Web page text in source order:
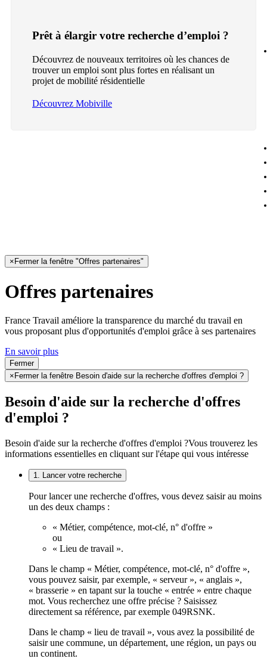
Prêt à élargir votre recherche d’emploi ?
Découvrez de nouveaux territoires où les chances de
trouver un emploi sont plus fortes en réalisant un
projet de mobilité résidentielle
Découvrez Mobiville
× Fermer la fenêtre "Offres partenaires"
Offres partenaires
France Travail améliore la transparence du marché du travail en
vous proposant plus d'opportunités d'emploi grâce à ses partenaires
En savoir plus
Fermer
× Fermer la fenêtre Besoin d'aide sur la recherche d'offres d'emploi ?
Besoin d'aide sur la recherche d'offres
d'emploi ?
Besoin d'aide sur la recherche d'offres d'emploi ?Vous trouverez les
informations essentielles en cliquant sur l'étape qui vous intéresse
1. Lancer votre recherche
Pour lancer une recherche d'offres, vous devez saisir au moins
un des deux champs :
« Métier, compétence, mot-clé, n° d'offre »
ou
« Lieu de travail ».
Dans le champ « Métier, compétence, mot-clé, n° d'offre »,
vous pouvez saisir, par exemple, « serveur », « anglais »,
« brasserie » en tapant sur la touche « entrée » entre chaque
mot. Vous recherchez une offre précise ? Saisissez
directement sa référence, par exemple 049RSNK.
Dans le champ « lieu de travail », vous avez la possibilité de
saisir une commune, un département, une région, un pays ou
un continent.